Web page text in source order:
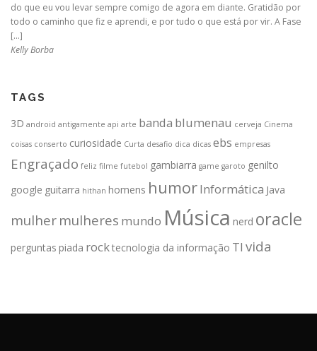
do que eu vou levar sempre comigo de agora em diante. Gratidão por
todo o caminho que fiz e aprendi, e por tudo o que está por vir. A Fase
[…]
Kelly Borba
TAGS
3D android antigamente api arte banda blumenau cerveja Cinema
coisas conserto curiosidade Curta desafio dica dicas ebs empresas
Engraçado feliz filme futebol gambiarra game garoto genilto
google guitarra hithan homens humorInformática Java
mulher mulheres mundo Música nerd oracle
perguntas piada rocktecnologia da informação TI vida